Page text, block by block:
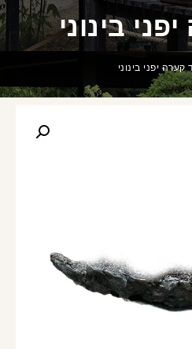
בינוני
קערה יפני בינוני